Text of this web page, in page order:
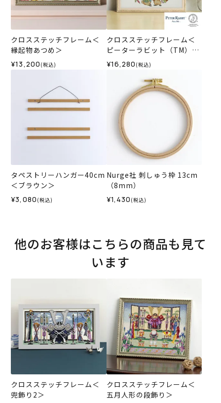
クロスステッチフレーム＜
縁起物あつめ＞
¥13,200 (税込)
クロスステッチフレーム＜
ピーターラビット（TM）コ
レクションリース＞
¥16,280 (税込)
タペストリーハンガー40cm
＜ブラウン＞
¥3,080 (税込)
Nurge社 刺しゅう枠 13cm
（8mm）
¥1,430 (税込)
他のお客様はこちらの商品も見て
います
クロスステッチフレーム＜
兜飾り2＞
クロスステッチフレーム＜
五月人形の段飾り＞